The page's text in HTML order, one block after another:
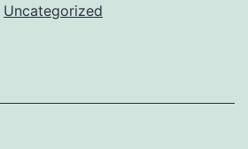
Uncategorized